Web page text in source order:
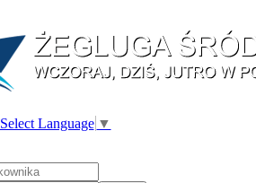
Select Language ▼